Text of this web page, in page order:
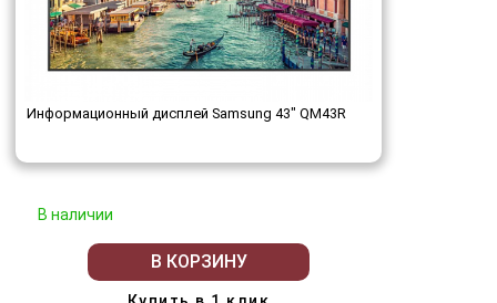
Информационный дисплей Samsung 43" QM43R
В наличии
В КОРЗИНУ